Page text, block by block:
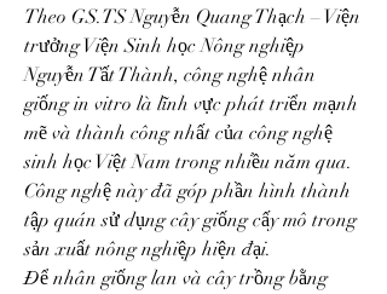
Theo GS.TS Nguyễn Quang Thạch – Viện
trưởng Viện Sinh học Nông nghiệp
Nguyễn Tất Thành, công nghệ nhân
giống in vitro là lĩnh vực phát triển mạnh
mẽ và thành công nhất của công nghệ
sinh học Việt Nam trong nhiều năm qua.
Công nghệ này đã góp phần hình thành
tập quán sử dụng cây giống cấy mô trong
sản xuất nông nghiệp hiện đại.
Để nhân giống lan và cây trồng bằng